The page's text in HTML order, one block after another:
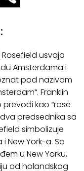
usvaja
Amsterdama i
pod nazivom
Franklin
kao “rose
predsednika sa
simbolizuje
New York-a. Sa
u New Yorku,
od holandskog